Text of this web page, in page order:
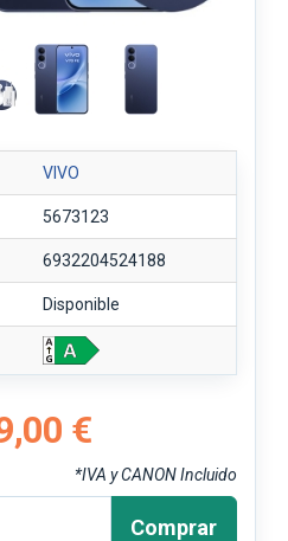
VIVO
5673123
6932204524188
Disponible
€
*IVA y CANON Incluido
Comprar